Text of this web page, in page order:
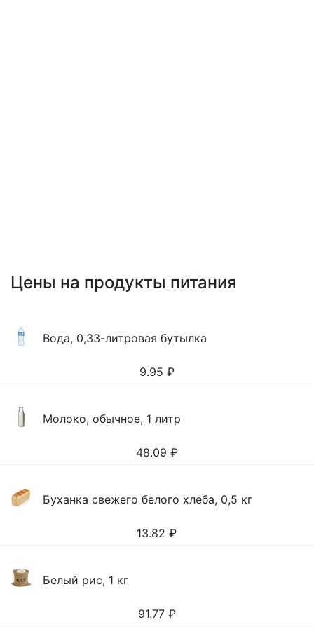
Цены на продукты питания
Вода, 0,33-литровая бутылка
9.95 ₽
Молоко, обычное, 1 литр
48.09 ₽
Буханка свежего белого хлеба, 0,5 кг
13.82 ₽
Белый рис, 1 кг
91.77 ₽